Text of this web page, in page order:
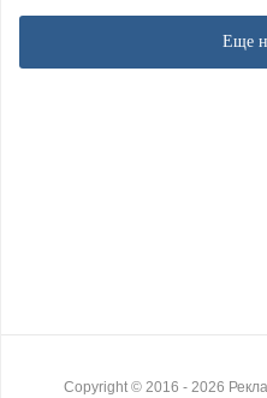
Еще
Copyright © 2016 - 2026